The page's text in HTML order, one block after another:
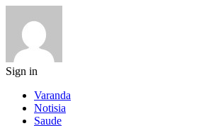
Sign in
Varanda
Notisia
Saude